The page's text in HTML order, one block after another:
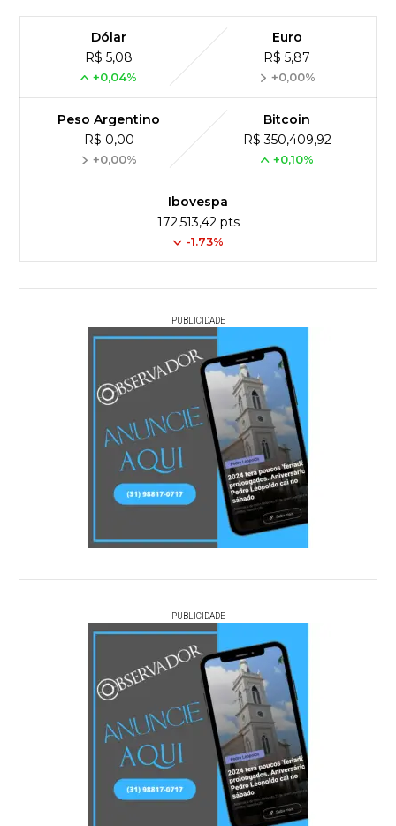
Dólar
R$ 5,08
+0,04%
Euro
R$ 5,87
+0,00%
Peso Argentino
R$ 0,00
+0,00%
Bitcoin
R$ 350,409,92
+0,10%
Ibovespa
172,513,42 pts
-1.73%
PUBLICIDADE
PUBLICIDADE